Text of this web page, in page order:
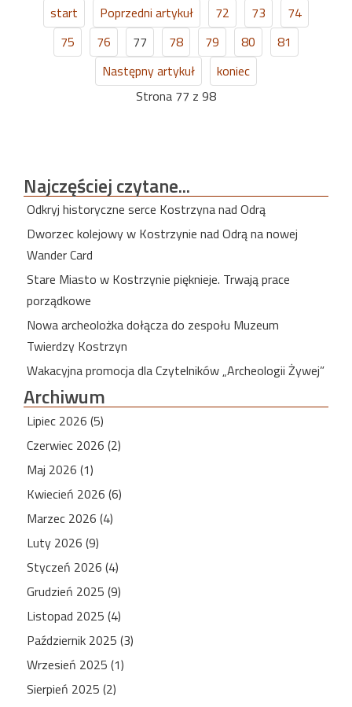
start
Poprzedni artykuł 72 73
74
75
76 77 78 79 80
81
Następny artykuł
koniec
Strona 77 z 98
Najczęściejczytane...
Odkryj historyczne serce Kostrzyna nad Odrą
Dworzec kolejowy w Kostrzynie nad Odrą na nowej
Wander Card
Stare Miasto w Kostrzynie pięknieje. Trwają prace
porządkowe
Nowa archeolożka dołącza do zespołu Muzeum
Twierdzy Kostrzyn
Wakacyjna promocja dla Czytelników „Archeologii Żywej”
Archiwum
Lipiec 2026 (5)
Czerwiec 2026 (2)
Maj 2026 (1)
Kwiecień 2026 (6)
Marzec 2026 (4)
Luty 2026 (9)
Styczeń 2026 (4)
Grudzień 2025 (9)
Listopad 2025 (4)
Październik 2025 (3)
Wrzesień 2025 (1)
Sierpień 2025 (2)